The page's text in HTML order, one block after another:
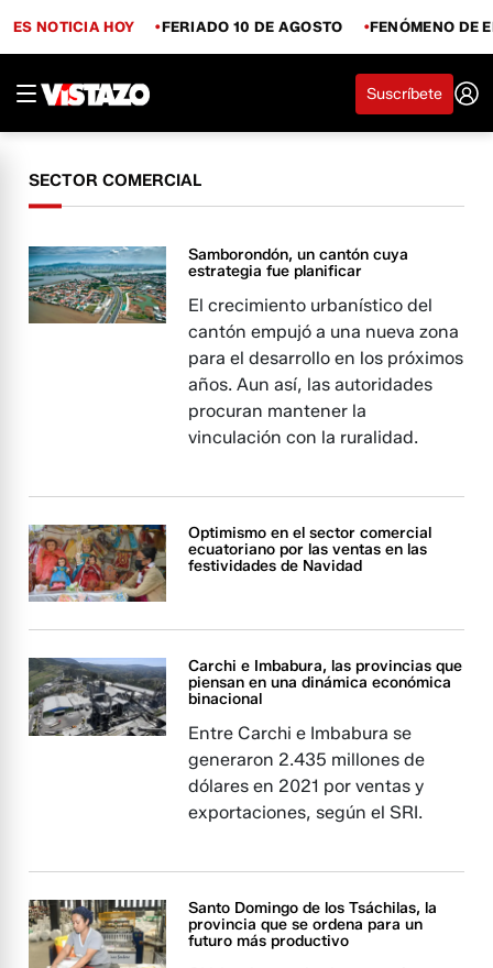
ES NOTICIA HOY FERIADO 10 DE AGOSTO FENÓMENO DE
Suscríbete
SECTOR COMERCIAL
Samborondón, un cantón cuya
estrategia fue planificar
El crecimiento urbanístico del
cantón empujó a una nueva zona
para el desarrollo en los próximos
años. Aun así, las autoridades
procuran mantener la
vinculación con la ruralidad.
Optimismo en el sector comercial
ecuatoriano por las ventas en las
festividades de Navidad
Carchi e Imbabura, las provincias que
piensan en una dinámica económica
binacional
Entre Carchi e Imbabura se
generaron 2.435 millones de
dólares en 2021 por ventas y
exportaciones, según el SRI.
Santo Domingo de los Tsáchilas, la
provincia que se ordena para un
futuro más productivo